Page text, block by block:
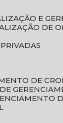
E
DE
DE
DE